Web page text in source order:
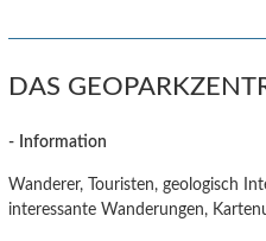
DAS
- Information
Wanderer, Touristen, geologisch
interessante Wanderungen,